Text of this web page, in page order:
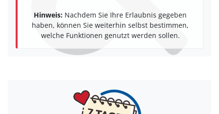
Hinweis: Nachdem Sie Ihre Erlaubnis gegeben
haben, können Sie weiterhin selbst bestimmen,
welche Funktionen genutzt werden sollen.